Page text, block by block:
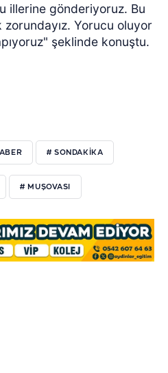
illerine gönderiyoruz. Bu
zorundayız. Yorucu oluyor
şeklinde konuştu.
# SONDAKİKA
# MUŞOVASI